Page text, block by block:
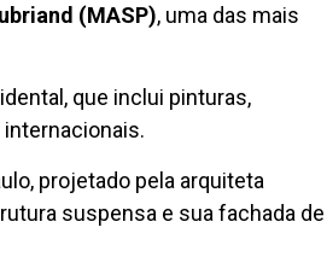
(MASP), uma das mais
que inclui pinturas,
projetado pela arquiteta
suspensa e sua fachada de